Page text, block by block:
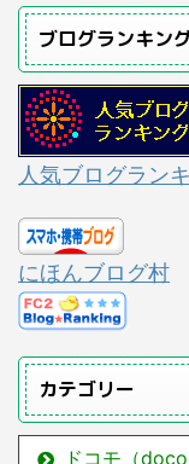
ブログランキン
人気ブログラン
にほんブログ村
カテゴリー
ドコモ（